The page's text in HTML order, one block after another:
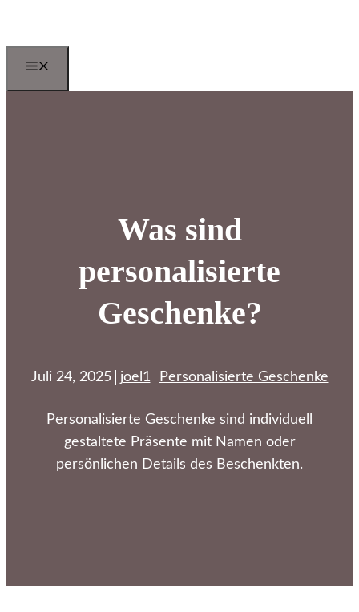
springen
Was sind
personalisierte
Geschenke?
Juli 24, 2025 joel1 Personalisierte Geschenke
Personalisierte Geschenke sind individuell
gestaltete Präsente mit Namen oder
persönlichen Details des Beschenkten.